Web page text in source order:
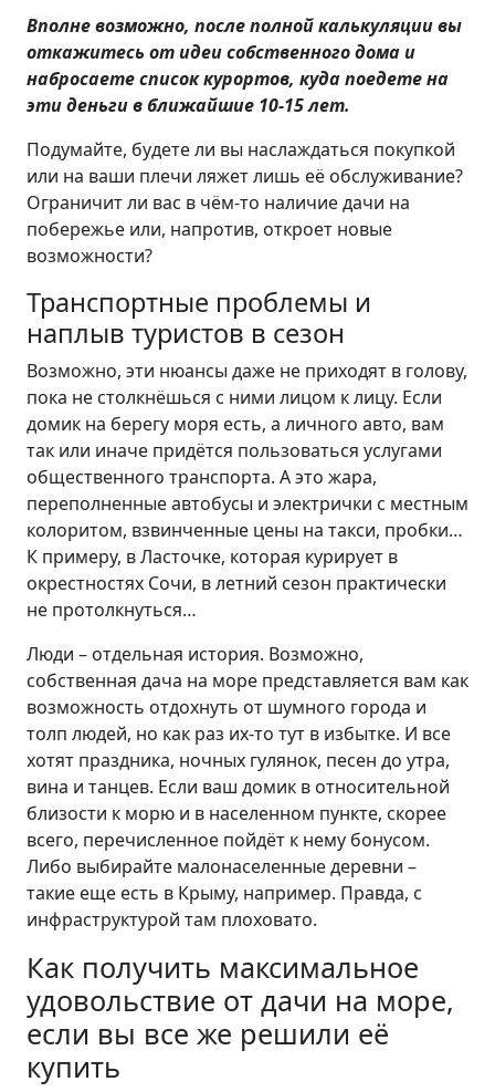
Вполне возможно, после полной калькуляции вы
откажитесь от идеи собственного дома и
набросаете список курортов, куда поедете на
эти деньги в ближайшие 10-15 лет.
Подумайте, будете ли вы наслаждаться покупкой
или на ваши плечи ляжет лишь её обслуживание?
Ограничит ли вас в чём-то наличие дачи на
побережье или, напротив, откроет новые
возможности?
Транспортные проблемы и
наплыв туристов в сезон
Возможно, эти нюансы даже не приходят в голову,
пока не столкнёшься с ними лицом к лицу. Если
домик на берегу моря есть, а личного авто, вам
так или иначе придётся пользоваться услугами
общественного транспорта. А это жара,
переполненные автобусы и электрички с местным
колоритом, взвинченные цены на такси, пробки…
К примеру, в Ласточке, которая курирует в
окрестностях Сочи, в летний сезон практически
не протолкнуться…
Люди – отдельная история. Возможно,
собственная дача на море представляется вам как
возможность отдохнуть от шумного города и
толп людей, но как раз их-то тут в избытке. И все
хотят праздника, ночных гулянок, песен до утра,
вина и танцев. Если ваш домик в относительной
близости к морю и в населенном пункте, скорее
всего, перечисленное пойдёт к нему бонусом.
Либо выбирайте малонаселенные деревни –
такие еще есть в Крыму, например. Правда, с
инфраструктурой там плоховато.
Как получить максимальное
удовольствие от дачи на море,
если вы все же решили её
купить